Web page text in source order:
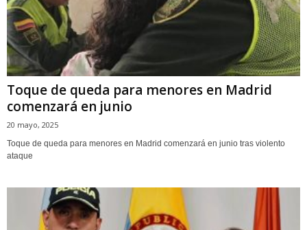
Toque de queda para menores en Madrid
comenzará en junio
20 mayo, 2025
Toque de queda para menores en Madrid comenzará en junio tras violento
ataque